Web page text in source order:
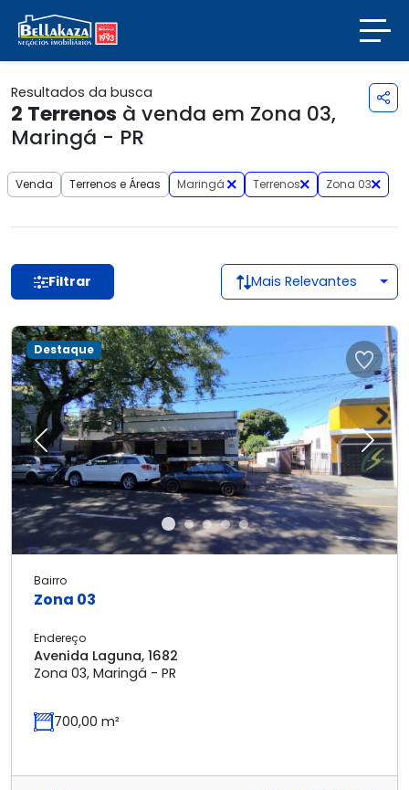
Resultados da busca
2 Terrenos à venda em Zona 03,
Maringá - PR
Venda Terrenos e Áreas Maringá Terrenos Zona 03
Filtrar Mais Relevantes
Previous Next
Destaque
Bairro
Zona 03
Endereço
Avenida Laguna, 1682
Zona 03, Maringá - PR
700,00 m²